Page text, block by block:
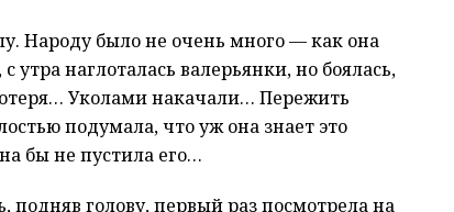
Народу было не очень много — как она
наглоталась валерьянки, но боялась,
Уколами накачали… Пережить
подумала, что уж она знает это
бы не пустила его…
голову, первый раз посмотрела на